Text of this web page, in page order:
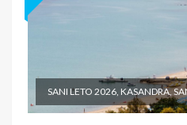
SANI LETO 2026, KASANDRA,